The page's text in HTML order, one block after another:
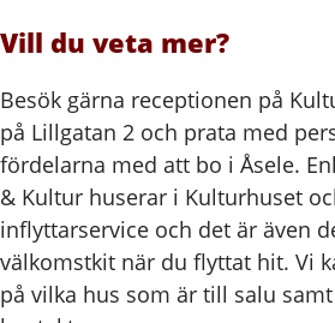
Vill du veta mer?
Besök gärna receptionen på
på Lillgatan 2 och prata med
fördelarna med att bo i Åsele.
& Kultur huserar i Kulturhuset
inflyttarservice och det är även
välkomstkit när du flyttat hit. Vi
på vilka hus som är till salu